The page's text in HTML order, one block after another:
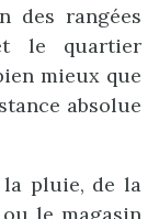
des rangées
le quartier
mieux que
absolue
la pluie, de la